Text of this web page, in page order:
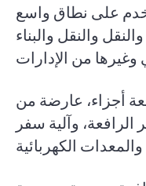
على نطاق واسع
والنقل والبناء
أجزاء، عارضة من
الرافعة، وآلية سفر